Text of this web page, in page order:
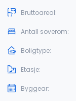
Bruttoareal:
Antall soverom:
Boligtype:
Etasje:
Byggear: